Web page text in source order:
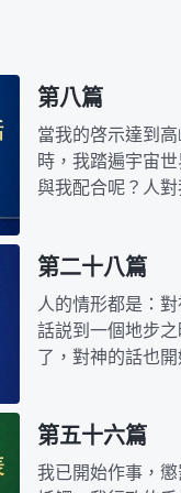
第八篇
當我的啓示達到
時，我踏遍宇宙
與我配合呢？人
第二十八篇
人的情形都是：
話説到一個地步
了，對神的話也
第五十六篇
我已開始作事，